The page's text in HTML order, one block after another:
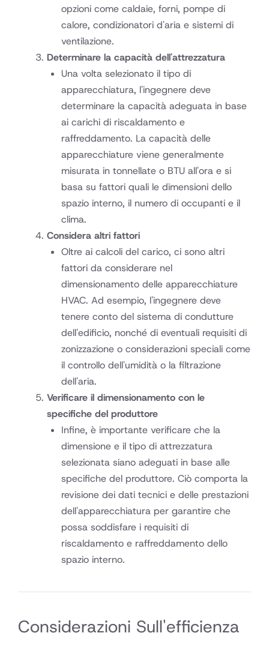
opzioni come caldaie, forni, pompe di
calore, condizionatori d'aria e sistemi di
ventilazione.
Determinare la capacità dell'attrezzatura
Una volta selezionato il tipo di
apparecchiatura, l'ingegnere deve
determinare la capacità adeguata in base
ai carichi di riscaldamento e
raffreddamento. La capacità delle
apparecchiature viene generalmente
misurata in tonnellate o BTU all'ora e si
basa su fattori quali le dimensioni dello
spazio interno, il numero di occupanti e il
clima.
Considera altri fattori
Oltre ai calcoli del carico, ci sono altri
fattori da considerare nel
dimensionamento delle apparecchiature
HVAC. Ad esempio, l'ingegnere deve
tenere conto del sistema di condutture
dell'edificio, nonché di eventuali requisiti di
zonizzazione o considerazioni speciali come
il controllo dell'umidità o la filtrazione
dell'aria.
Verificare il dimensionamento con le
specifiche del produttore
Infine, è importante verificare che la
dimensione e il tipo di attrezzatura
selezionata siano adeguati in base alle
specifiche del produttore. Ciò comporta la
revisione dei dati tecnici e delle prestazioni
dell'apparecchiatura per garantire che
possa soddisfare i requisiti di
riscaldamento e raffreddamento dello
spazio interno.
Considerazioni Sull'efficienza